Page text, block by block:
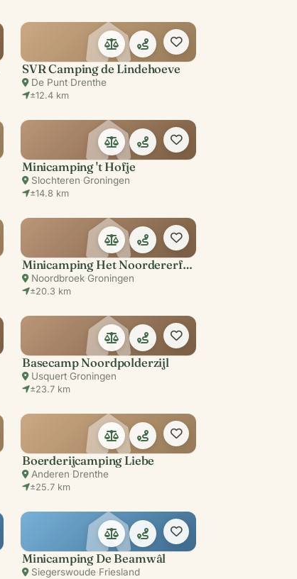
SVR Camping de Lindehoeve
De Punt·Drenthe
±12.4 km
Minicamping 't Hofje
Slochteren·Groningen
±14.8 km
Minicamping Het Noordererf (Mausel)
Noordbroek·Groningen
±20.3 km
Basecamp Noordpolderzijl
Usquert·Groningen
±23.7 km
Boerderijcamping Liebe
Anderen·Drenthe
±25.7 km
Minicamping De Beamwâl
Siegerswoude·Friesland